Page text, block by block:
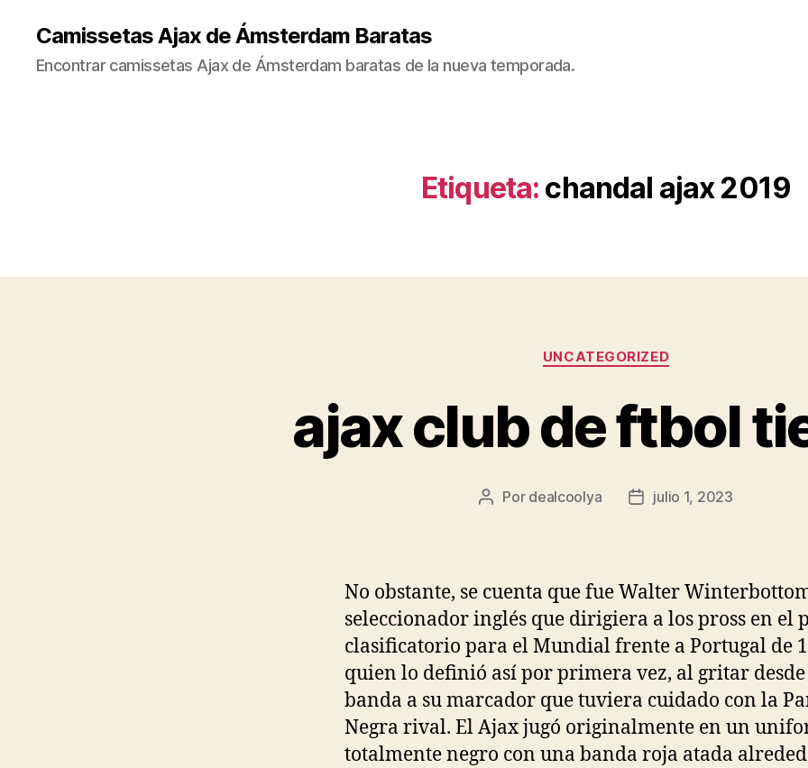
Camissetas Ajax de Ámsterdam Baratas
Encontrar camissetas Ajax de Ámsterdam baratas de la nueva temporada.
Etiqueta: chandal ajax 2019
Categorías
UNCATEGORIZED
ajax club de ftbol
Autor
Por dealcoolya
Fechajulio 1, 2023
No obstante, se cuenta que fue Walter
seleccionador inglés que dirigiera a los pross en el
clasificatorio para el Mundial frente a Portugal de
quien lo definió así por primera vez, al gritar
banda a su marcador que tuviera cuidado con la
Negra rival. El Ajax jugó originalmente en un
totalmente negro con una banda roja atada